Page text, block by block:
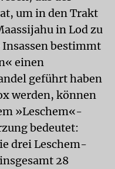
um in den Trakt
in Lod zu
bestimmt
einen
geführt haben
werden, können
»Leschem«-
bedeutet:
drei Leschem-
28